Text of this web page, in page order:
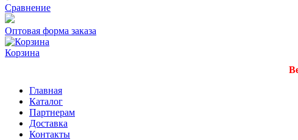
Сравнение
Оптовая форма заказа
Корзина
Главная
Каталог
Партнерам
Доставка
Контакты